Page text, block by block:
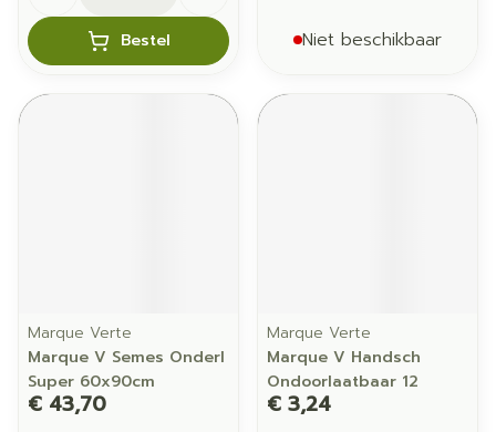
Bestel Niet beschikbaar
Marque Verte
Marque V Semes Onderl
Super 60x90cm
€ 43,70
Marque Verte
Marque V Handsch
Ondoorlaatbaar 12
€ 3,24